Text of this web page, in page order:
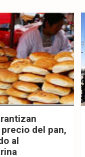
del pan,
al